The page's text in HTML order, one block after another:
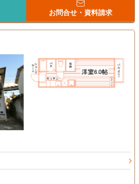
お問合せ・資料請求